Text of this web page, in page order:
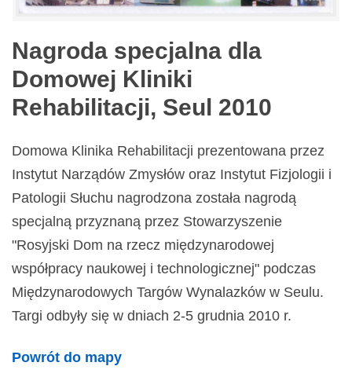
Nagroda specjalna dla
Domowej Kliniki
Rehabilitacji, Seul 2010
Domowa Klinika Rehabilitacji prezentowana przez
Instytut Narządów Zmysłów oraz Instytut Fizjologii i
Patologii Słuchu nagrodzona została nagrodą
specjalną przyznaną przez Stowarzyszenie
"Rosyjski Dom na rzecz międzynarodowej
współpracy naukowej i technologicznej" podczas
Międzynarodowych Targów Wynalazków w Seulu.
Targi odbyły się w dniach 2-5 grudnia 2010 r.
Powrót do mapy